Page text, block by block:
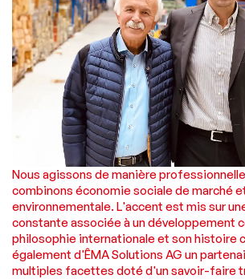
Nous agissons de manière
combinons économie sociale de marché
environnementale. L'accent est mis sur
constante associée à un développement
philosophie internationale et son histoire
également d'ÊMA Solutions AG un
multiples facettes doté d'un savoir-faire